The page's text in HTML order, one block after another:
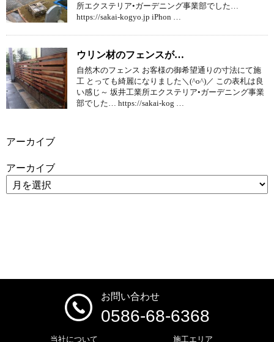
所エクステリア•ガーデニング事業部でした…
https://sakai-kogyo.jp iPhon …
ウリン材のフェンスが…
自然木のフェンス お客様の御希望通りの寸法にて施
工 とっても綺麗になりました＼(^o^)／ この表札は良
い感じ～ 坂井工業所エクステリア•ガーデニング事業
部でした… https://sakai-kog …
アーカイブ
アーカイブ
お問い合わせ
0586-68-6368
当社について 施工エリア